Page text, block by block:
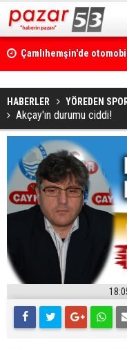
Çamlıhemşin'de
HABERLER YÖREDEN
Akçay'ın durumu ciddi!